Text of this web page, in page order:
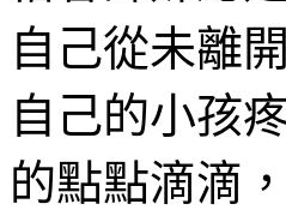
自己從未離
自己的小孩
的點點滴滴